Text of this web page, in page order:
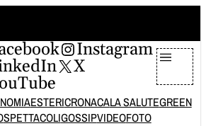
Instagram
X
ESTERICRONACALA SALUTEGREEN
SPETTACOLIGOSSIPVIDEOFOTO